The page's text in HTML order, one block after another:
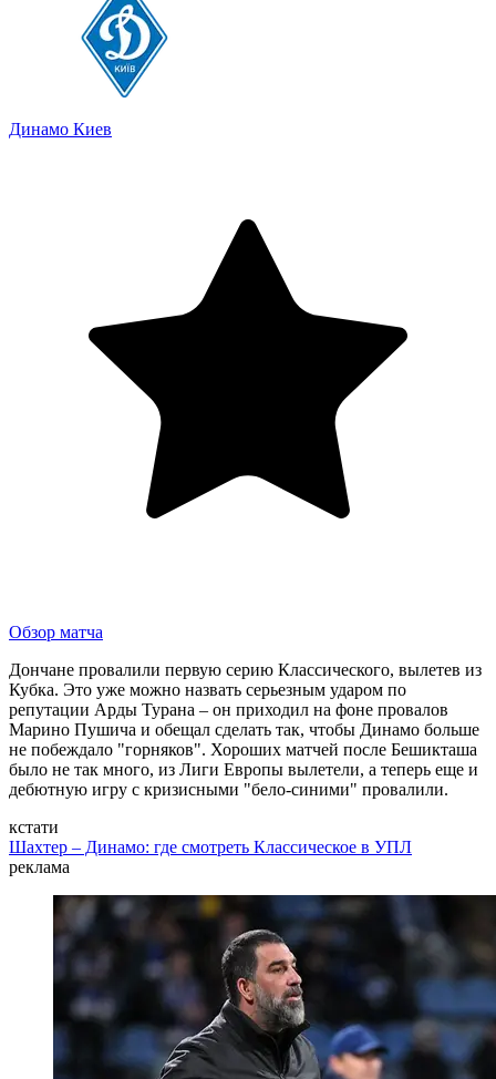
Динамо Киев
Обзор матча
Дончане провалили первую серию Классического, вылетев из
Кубка. Это уже можно назвать серьезным ударом по
репутации Арды Турана – он приходил на фоне провалов
Марино Пушича и обещал сделать так, чтобы Динамо больше
не побеждало "горняков". Хороших матчей после Бешикташа
было не так много, из Лиги Европы вылетели, а теперь еще и
дебютную игру с кризисными "бело-синими" провалили.
кстати
Шахтер – Динамо: где смотреть Классическое в УПЛ
реклама